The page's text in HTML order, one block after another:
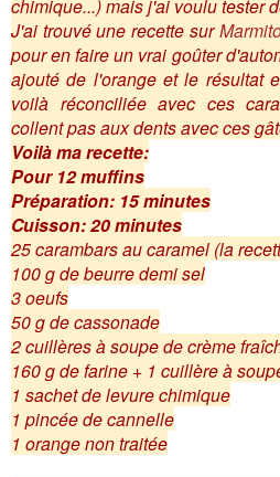
chimique...) mais j'ai voulu tester
J'ai trouvé une recette sur
pour en faire un vrai goûter
ajouté de l'orange et le résultat
voilà réconciliée avec ces
collent pas aux dents avec ces
Voilà ma recette:
Pour 12 muffins
Préparation: 15 minutes
Cuisson: 20 minutes
25 carambars au caramel (la
100 g de beurre demi sel
3 oeufs
50 g de cassonade
2 cuillères à soupe de crème
160 g de farine + 1 cuillère à
1 sachet de levure chimique
1 pincée de cannelle
1 orange non traitée